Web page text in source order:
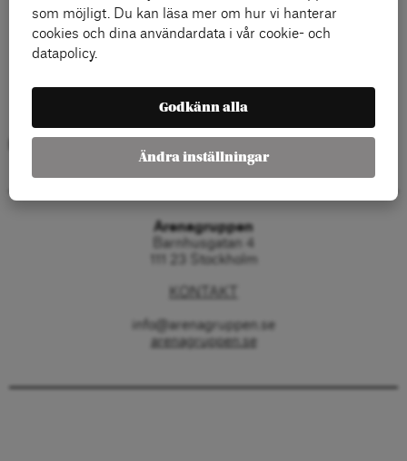
Arenagruppen
Barnhusgatan 4
111 23 Stockholm
KONTAKT
info@arenagruppen.se
arenagruppen.se
som möjligt. Du kan läsa mer om hur vi hanterar
cookies och dina användardata i vår cookie- och
datapolicy.
Godkänn alla
Ändra inställningar